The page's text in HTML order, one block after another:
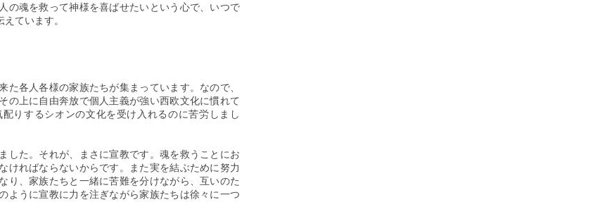
の魂を救って神様を喜ばせたいという心で、いつで
ています。
た各人各様の家族たちが集まっています。なので、
の上に自由奔放で個人主義が強い西欧文化に慣れて
りするシオンの文化を受け入れるのに苦労しまし
した。それが、まさに宣教です。魂を救うことにお
ければならないからです。また実を結ぶために努力
り、家族たちと一緒に苦難を分けながら、互いのた
ように宣教に力を注ぎながら家族たちは徐々に一つ